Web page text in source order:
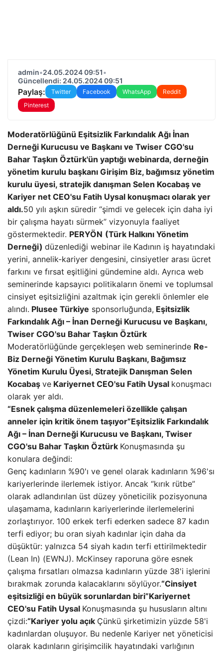
admin•24.05.2024 09:51•
Güncellendi: 24.05.2024 09:51
Paylaş: Twitter Facebook WhatsApp
Reddit
Pinterest
Moderatörlüğünü Eşitsizlik Farkındalık Ağı İnan
Derneği Kurucusu ve Başkanı ve Twiser CGO'su
Bahar Taşkın Öztürk'ün yaptığı webinarda, derneğin
yönetim kurulu başkanı Girişim Biz, bağımsız yönetim
kurulu üyesi, stratejik danışman Selen Kocabaş ve
Kariyer net CEO'su Fatih Uysal konuşmacı olarak yer
aldı.50 yılı aşkın süredir “şimdi ve gelecek için daha iyi
bir çalışma hayatı sürmek” vizyonuyla faaliyet
göstermektedir. PERYÖN (Türk Halkını Yönetim
Derneği) düzenlediği webinar ile Kadının iş hayatındaki
yerini, annelik-kariyer dengesini, cinsiyetler arası ücret
farkını ve fırsat eşitliğini gündemine aldı. Ayrıca web
seminerinde kapsayıcı politikaların önemi ve toplumsal
cinsiyet eşitsizliğini azaltmak için gerekli önlemler ele
alındı. Plusee Türkiye sponsorluğunda, Eşitsizlik
Farkındalık Ağı – İnan Derneği Kurucusu ve Başkanı,
Twiser CGO'su Bahar Taşkın Öztürk
Moderatörlüğünde gerçekleşen web seminerinde Re-
Biz Derneği Yönetim Kurulu Başkanı, Bağımsız
Yönetim Kurulu Üyesi, Stratejik Danışman Selen
Kocabaş ve Kariyernet CEO'su Fatih Uysal konuşmacı
olarak yer aldı.
“Esnek çalışma düzenlemeleri özellikle çalışan
anneler için kritik önem taşıyor”Eşitsizlik Farkındalık
Ağı – İnan Derneği Kurucusu ve Başkanı, Twiser
CGO'su Bahar Taşkın Öztürk Konuşmasında şu
konulara değindi:
Genç kadınların %90'ı ve genel olarak kadınların %96'sı
kariyerlerinde ilerlemek istiyor. Ancak “kırık rütbe”
olarak adlandırılan üst düzey yöneticilik pozisyonuna
ulaşamama, kadınların kariyerlerinde ilerlemelerini
zorlaştırıyor. 100 erkek terfi ederken sadece 87 kadın
terfi ediyor; bu oran siyah kadınlar için daha da
düşüktür: yalnızca 54 siyah kadın terfi ettirilmektedir
(Lean In) (EWNJ). McKinsey raporuna göre esnek
çalışma fırsatları olmazsa kadınların yüzde 38'i işlerini
bırakmak zorunda kalacaklarını söylüyor.“Cinsiyet
eşitsizliği en büyük sorunlardan biri”Kariyernet
CEO'su Fatih Uysal Konuşmasında şu hususların altını
çizdi:“Kariyer yolu açık Çünkü şirketimizin yüzde 58'i
kadınlardan oluşuyor. Bu nedenle Kariyer net yöneticisi
olarak kadınların girişimcilik hayatındaki varlığının